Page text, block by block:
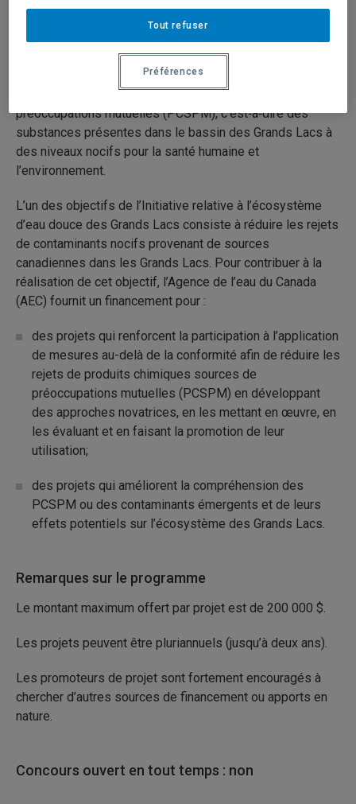
Accord Canada – États-Unis relatif à la qualité de
l’eau dans les Grands Lacs.
Dans le cadre de l’AQEGL, le Canada et les États-Unis ont
désigné des produits chimiques sources de
préoccupations mutuelles (PCSPM), c’est‑à‑dire des
substances présentes dans le bassin des Grands Lacs à
des niveaux nocifs pour la santé humaine et
l’environnement.
L’un des objectifs de l’Initiative relative à l’écosystème
d’eau douce des Grands Lacs consiste à réduire les rejets
de contaminants nocifs provenant de sources
canadiennes dans les Grands Lacs. Pour contribuer à la
réalisation de cet objectif, l’Agence de l’eau du Canada
(AEC) fournit un financement pour :
des projets qui renforcent la participation à l’application
de mesures au-delà de la conformité afin de réduire les
rejets de produits chimiques sources de
préoccupations mutuelles (PCSPM) en développant
des approches novatrices, en les mettant en œuvre, en
les évaluant et en faisant la promotion de leur
utilisation;
des projets qui améliorent la compréhension des
PCSPM ou des contaminants émergents et de leurs
effets potentiels sur l’écosystème des Grands Lacs.
Remarques sur le programme
Le montant maximum offert par projet est de 200 000 $.
Les projets peuvent être pluriannuels (jusqu’à deux ans).
Les promoteurs de projet sont fortement encouragés à
chercher d’autres sources de financement ou apports en
nature.
Concours ouvert en tout temps : non
Tout refuser
Préférences